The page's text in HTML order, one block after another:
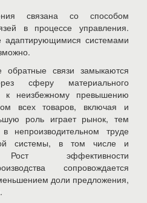
связана со способом
в процессе управления.
адаптирующимися системами
обратные связи замыкаются
сферу материального
к неизбежному превышению
всех товаров, включая и
роль играет рынок, тем
непроизводительном труде
системы, в том числе и
Рост эффективности
сопровождается
доли предложения,